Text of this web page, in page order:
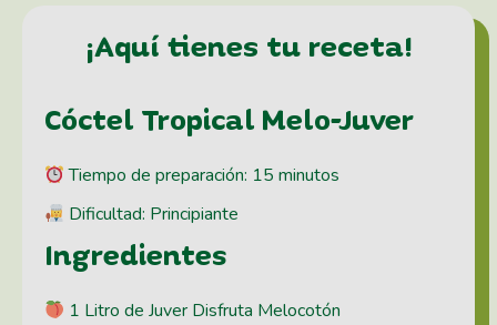
¡Aquí tienes tu receta!
Cóctel Tropical Melo-Juver
Tiempo de preparación: 15 minutos
Dificultad: Principiante
Ingredientes
1 Litro de Juver Disfruta Melocotón